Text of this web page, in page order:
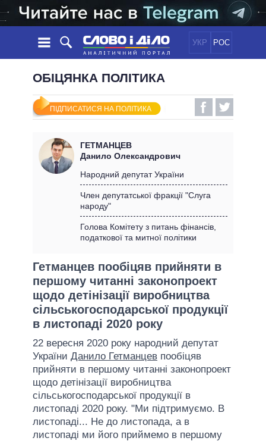
УКР РОС
НОВИНИ
СТРІЧКА
ПОДІЇ
СТАТТІ
ДУМКИ
ОГЛЯДИ
ДАЙДЖЕСТИ
ПОЛІТИКА
ЕКОНОМІКА
СВІТ
ОБIЦЯНКИ
УСІ ПОЛІТИКИ
ПРЕЗИДЕНТ І ОФІС
КАБІНЕТ МІНІСТРІВ
ГОЛОВИ ОБЛАДМІНІСТРАЦІЙ
МЕРИ МІСТ
ІНФОГРАФІКА
ВІДЕО
ПІДТРИМАТИ
ПОРІВНЯННЯ ПОЛІТИКІВ
ОБІЦЯНКА ПОЛІТИКА
ПІДПИСАТИСЯ НА ПОЛІТИКА
ГЕТМАНЦЕВ
Данило Олександрович
Народний депутат України
Член депутатської фракції "Слуга
народу"
Голова Комітету з питань фінансів,
податкової та митної політики
Гетманцев пообіцяв прийняти в
першому читанні законопроект
щодо детінізації виробництва
сільськогосподарської продукції
в листопаді 2020 року
22 вересня 2020 року народний депутат
України Данило Гетманцев пообіцяв
прийняти в першому читанні законопроект
щодо детінізації виробництва
сільськогосподарської продукції в
листопаді 2020 року. "Ми підтримуємо. В
листопаді... Не до листопада, а в
листопаді ми його приймемо в першому